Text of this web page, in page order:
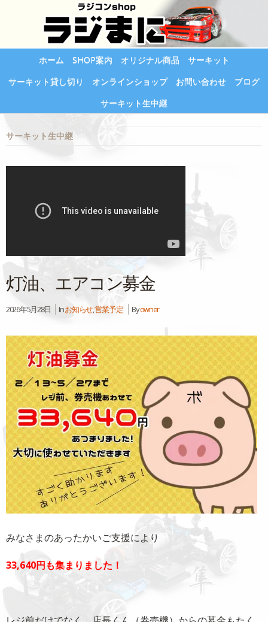
ホーム SHOP案内 オリジナル商品
サーキット
サーキット貸し切り
オンラインショップ お問い合わせ
ブログ
サーキット生中継
サーキット生中継
灯油、エアコン募金
2026年5月28日 Inお知らせ,営業予定 Byowner
みなさまのあったかいご支援により
33,640円も集まりました！